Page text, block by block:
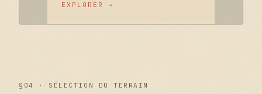
EXPLORER →
§04 · SÉLECTION DU TERRAIN